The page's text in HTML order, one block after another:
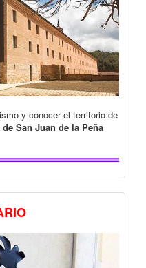
y conocer el territorio de
San Juan de la Peña